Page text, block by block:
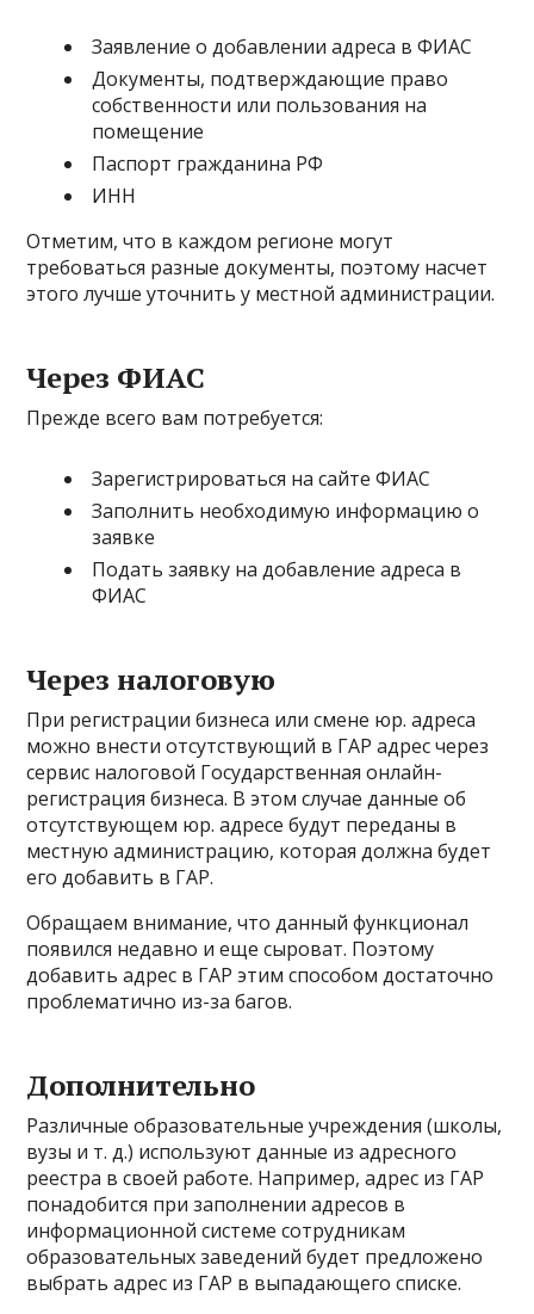
Заявление о добавлении адреса в ФИАС
Документы, подтверждающие право
собственности или пользования на
помещение
Паспорт гражданина РФ
ИНН
Отметим, что в каждом регионе могут
требоваться разные документы, поэтому насчет
этого лучше уточнить у местной администрации.
Через ФИАС
Прежде всего вам потребуется:
Зарегистрироваться на сайте ФИАС
Заполнить необходимую информацию о
заявке
Подать заявку на добавление адреса в
ФИАС
Через налоговую
При регистрации бизнеса или смене юр. адреса
можно внести отсутствующий в ГАР адрес через
сервис налоговой Государственная онлайн-
регистрация бизнеса. В этом случае данные об
отсутствующем юр. адресе будут переданы в
местную администрацию, которая должна будет
его добавить в ГАР.
Обращаем внимание, что данный функционал
появился недавно и еще сыроват. Поэтому
добавить адрес в ГАР этим способом достаточно
проблематично из-за багов.
Дополнительно
Различные образовательные учреждения (школы,
вузы и т. д.) используют данные из адресного
реестра в своей работе. Например, адрес из ГАР
понадобится при заполнении адресов в
информационной системе сотрудникам
образовательных заведений будет предложено
выбрать адрес из ГАР в выпадающего списке.